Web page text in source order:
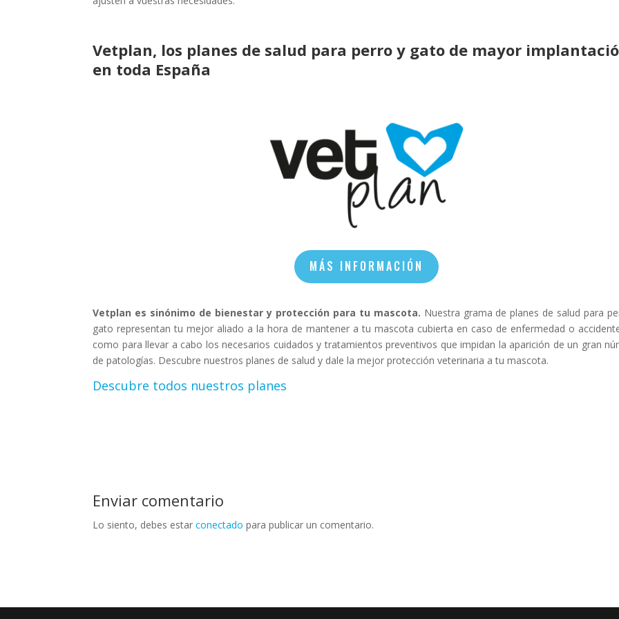
Vetplan, los planes de salud para perro y gato de mayor
en toda España
MÁS INFORMACIÓN
Vetplan es sinónimo de bienestar y protección para tu mascota. Nuestra grama de planes de salud para
gato representan tu mejor aliado a la hora de mantener a tu mascota cubierta en caso de enfermedad o
como para llevar a cabo los necesarios cuidados y tratamientos preventivos que impidan la aparición de un gran
de patologías. Descubre nuestros planes de salud y dale la mejor protección veterinaria a tu mascota.
Descubre todos nuestros planes
Enviar comentario
Lo siento, debes estarconectado para publicar un comentario.